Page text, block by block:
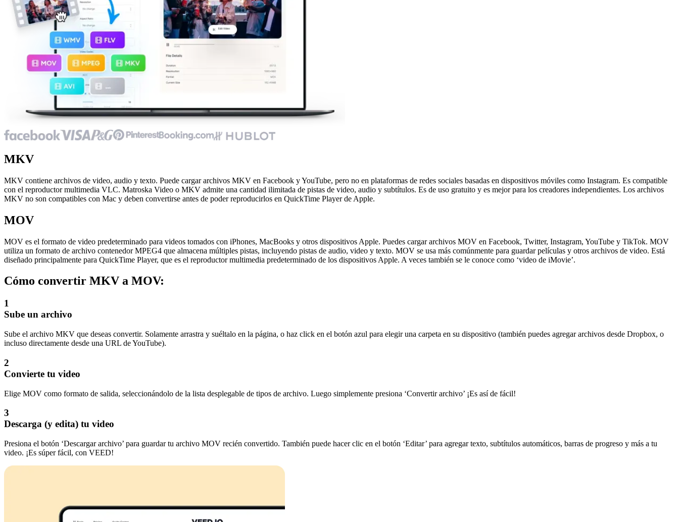
MKV
MKV contiene archivos de video, audio y texto. Puede cargar archivos MKV en Facebook y YouTube, pero no en plataformas de redes sociales basadas en dispositivos móviles como Instagram. Es compatible
con el reproductor multimedia VLC. Matroska Video o MKV admite una cantidad ilimitada de pistas de video, audio y subtítulos. Es de uso gratuito y es mejor para los creadores independientes. Los archivos
MKV no son compatibles con Mac y deben convertirse antes de poder reproducirlos en QuickTime Player de Apple.
MOV
MOV es el formato de video predeterminado para videos tomados con iPhones, MacBooks y otros dispositivos Apple. Puedes cargar archivos MOV en Facebook, Twitter, Instagram, YouTube y TikTok. MOV
utiliza un formato de archivo contenedor MPEG4 que almacena múltiples pistas, incluyendo pistas de audio, video y texto. MOV se usa más comúnmente para guardar películas y otros archivos de video. Está
diseñado principalmente para QuickTime Player, que es el reproductor multimedia predeterminado de los dispositivos Apple. A veces también se le conoce como ‘video de iMovie’.
Cómo convertir MKV a MOV:
1
Sube un archivo
Sube el archivo MKV que deseas convertir. Solamente arrastra y suéltalo en la página, o haz click en el botón azul para elegir una carpeta en su dispositivo (también puedes agregar archivos desde Dropbox, o
incluso directamente desde una URL de YouTube).
2
Convierte tu video
Elige MOV como formato de salida, seleccionándolo de la lista desplegable de tipos de archivo. Luego simplemente presiona ‘Convertir archivo’ ¡Es así de fácil!
3
Descarga (y edita) tu video
Presiona el botón ‘Descargar archivo’ para guardar tu archivo MOV recién convertido. También puede hacer clic en el botón ‘Editar’ para agregar texto, subtítulos automáticos, barras de progreso y más a tu
video. ¡Es súper fácil, con VEED!